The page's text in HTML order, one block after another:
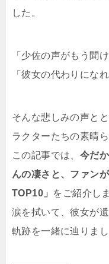
した。
「少佐の声がもう聞
「彼女の代わりにな
そんな悲しみの声と
ラクターたちの素晴
この記事では、 今だ
んの凄さと、ファン
TOP10」 をご紹介し
涙を拭いて、彼女が
軌跡を一緒に辿りまし